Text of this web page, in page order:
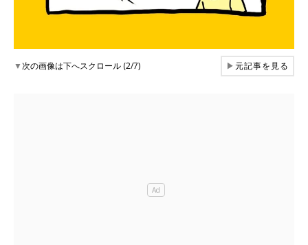
▼次の画像は下へスクロール (2/7) ▶元記事を見る